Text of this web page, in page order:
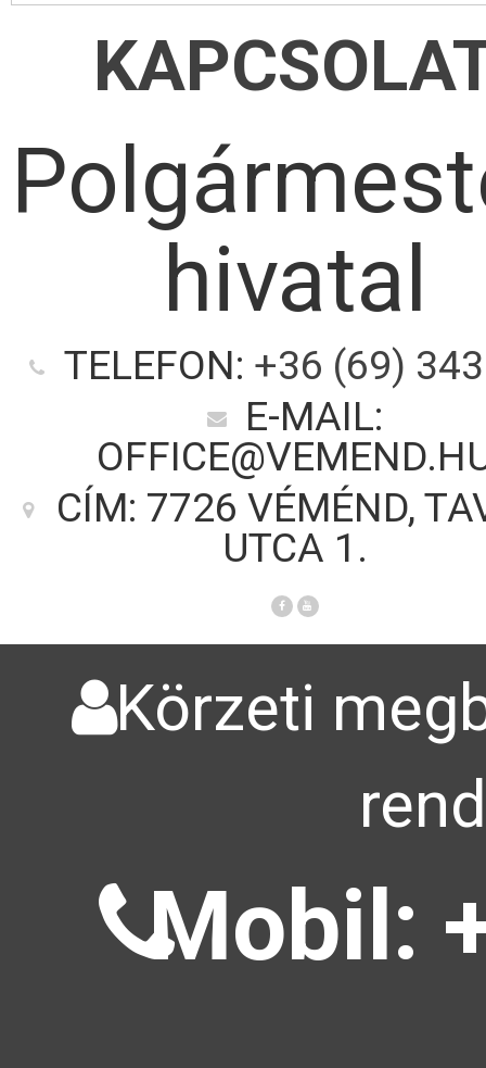
hivatal
TELEFON: +36 (69)
E-MAIL:
CÍM: 7726 VÉMÉND,
UTCA 1.
Körzeti
Mobil: